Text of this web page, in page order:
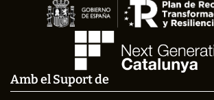
Amb el Suport de